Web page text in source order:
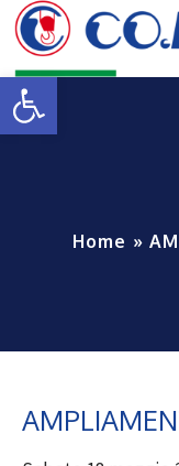
Apri la
Home »